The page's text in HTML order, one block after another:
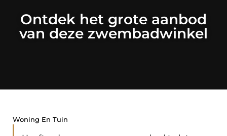
Ontdek het grote aanbod
van deze zwembadwinkel
Woning En Tuin